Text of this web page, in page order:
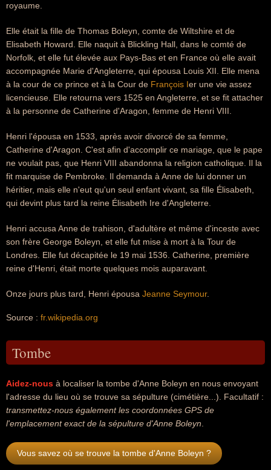
royaume.
Elle était la fille de Thomas Boleyn, comte de Wiltshire et de
Elisabeth Howard. Elle naquit à Blickling Hall, dans le comté de
Norfolk, et elle fut élevée aux Pays-Bas et en France où elle avait
accompagnée Marie d'Angleterre, qui épousa Louis XII. Elle mena
à la cour de ce prince et à la Cour de François Ier une vie assez
licencieuse. Elle retourna vers 1525 en Angleterre, et se fit attacher
à la personne de Catherine d'Aragon, femme de Henri VIII.
Henri l'épousa en 1533, après avoir divorcé de sa femme,
Catherine d'Aragon. C'est afin d'accomplir ce mariage, que le pape
ne voulait pas, que Henri VIII abandonna la religion catholique. Il la
fit marquise de Pembroke. Il demanda à Anne de lui donner un
héritier, mais elle n'eut qu'un seul enfant vivant, sa fille Élisabeth,
qui devint plus tard la reine Élisabeth Ire d'Angleterre.
Henri accusa Anne de trahison, d'adultère et même d'inceste avec
son frère George Boleyn, et elle fut mise à mort à la Tour de
Londres. Elle fut décapitée le 19 mai 1536. Catherine, première
reine d'Henri, était morte quelques mois auparavant.
Onze jours plus tard, Henri épousa Jeanne Seymour.
Source : fr.wikipedia.org
Tombe
Aidez-nous à localiser la tombe d'Anne Boleyn en nous envoyant
l'adresse du lieu où se trouve sa sépulture (cimétière...). Facultatif :
transmettez-nous également les coordonnées GPS de
l'emplacement exact de la sépulture d'Anne Boleyn
Vous savez où se trouve la tombe d'Anne Boleyn ?